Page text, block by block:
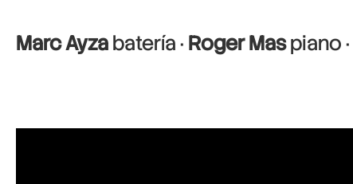
Marc Ayzabatería · Roger Maspiano ·